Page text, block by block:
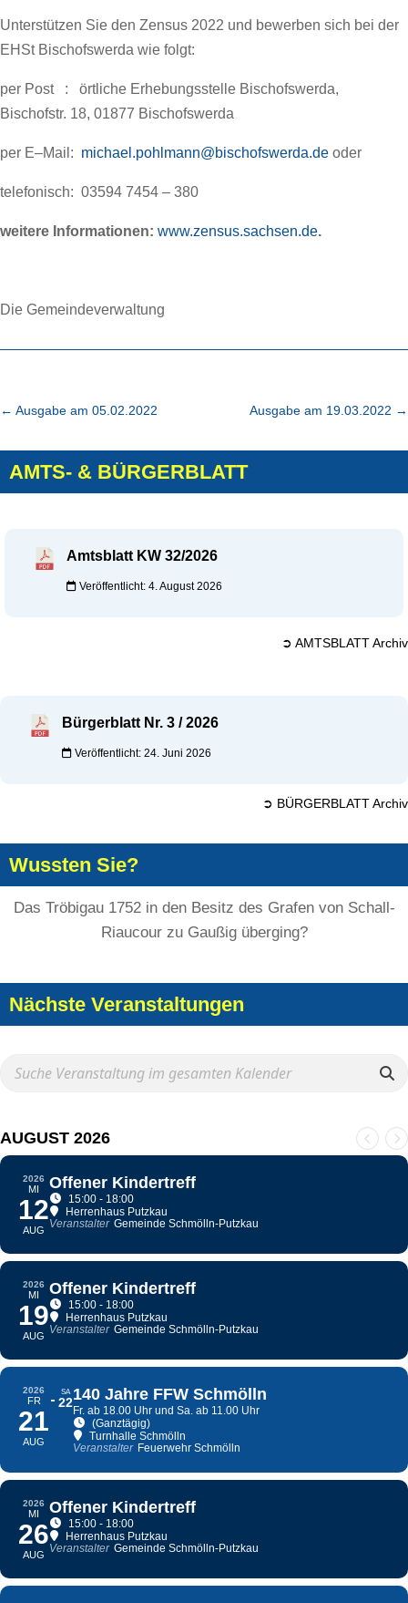
Unterstützen Sie den Zensus 2022 und bewerben sich bei der
EHSt Bischofswerda wie folgt:
per Post : örtliche Erhebungsstelle Bischofswerda,
Bischofstr. 18, 01877 Bischofswerda
per E–Mail: michael.pohlmann@bischofswerda.de oder
telefonisch: 03594 7454 – 380
weitere Informationen: www.zensus.sachsen.de.
Die Gemeindeverwaltung
← Ausgabe am 05.02.2022 Ausgabe am 19.03.2022 →
AMTS- & BÜRGERBLATT
Amtsblatt KW 32/2026
Veröffentlicht: 4. August 2026
➲ AMTSBLATT Archiv
Bürgerblatt Nr. 3 / 2026
Veröffentlicht: 24. Juni 2026
➲ BÜRGERBLATT Archiv
Wussten Sie?
Das Tröbigau 1752 in den Besitz des Grafen von Schall-
Riaucour zu Gaußig überging?
Nächste Veranstaltungen
AUGUST 2026
2026
MI
12
AUG
Offener Kindertreff
15:00 - 18:00
Herrenhaus Putzkau
Veranstalter Gemeinde Schmölln-Putzkau
2026
MI
19
AUG
Offener Kindertreff
15:00 - 18:00
Herrenhaus Putzkau
Veranstalter Gemeinde Schmölln-Putzkau
2026
FR
21
AUG
SA
22140 Jahre FFW Schmölln
Fr. ab 18.00 Uhr und Sa. ab 11.00 Uhr
(Ganztägig)
Turnhalle Schmölln
Veranstalter Feuerwehr Schmölln
2026
MI
26
AUG
Offener Kindertreff
15:00 - 18:00
Herrenhaus Putzkau
Veranstalter Gemeinde Schmölln-Putzkau